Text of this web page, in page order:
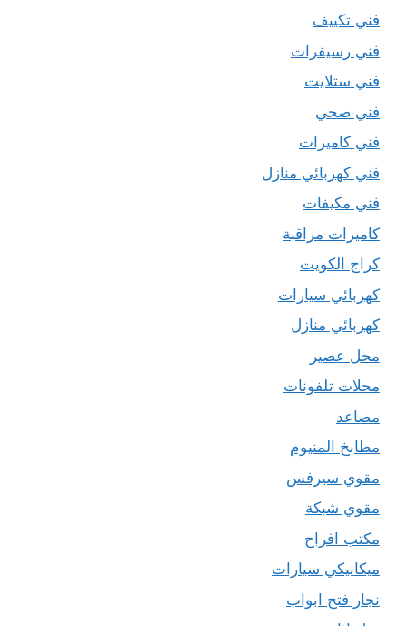
فني تكييف
فني رسيفرات
فني ستلايت
فني صحي
فني كاميرات
فني كهربائي منازل
فني مكيفات
كاميرات مراقبة
كراج الكويت
كهربائي سيارات
كهربائي منازل
محل عصير
محلات تلفونات
مصاعد
مطابخ المنيوم
مقوي سيرفس
مقوي شبكة
مكتب افراح
ميكانيكي سيارات
نجار فتح ابواب